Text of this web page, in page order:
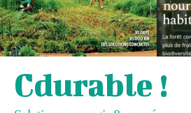
Cdurable !